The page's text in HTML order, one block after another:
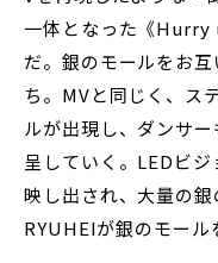
一体となった《Hurry
だ。銀のモールをお
ち。MVと同じく、ス
ルが出現し、ダンサ
呈していく。LEDビ
映し出され、大量の
RYUHEIが銀のモール